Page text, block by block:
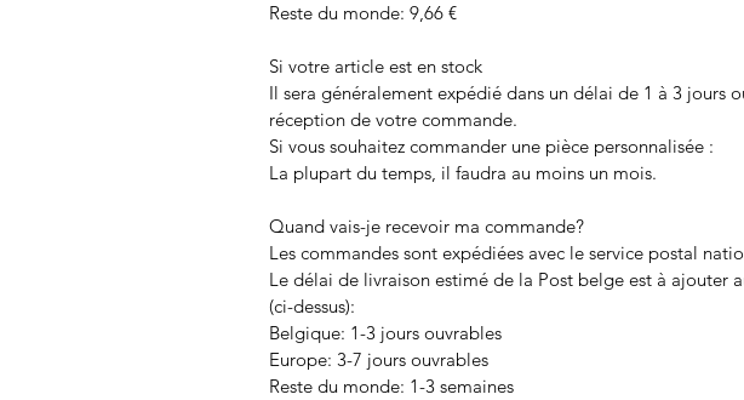
Reste du monde: 9,66 €
Si votre article est en stock
Il sera généralement expédié dans un délai de 1 à 3 jours
réception de votre commande.
Si vous souhaitez commander une pièce personnalisée :
La plupart du temps, il faudra au moins un mois.
Quand vais-je recevoir ma commande?
Les commandes sont expédiées avec le service postal
Le délai de livraison estimé de la Post belge est à ajouter
(ci-dessus):
Belgique: 1-3 jours ouvrables
Europe: 3-7 jours ouvrables
Reste du monde: 1-3 semaines